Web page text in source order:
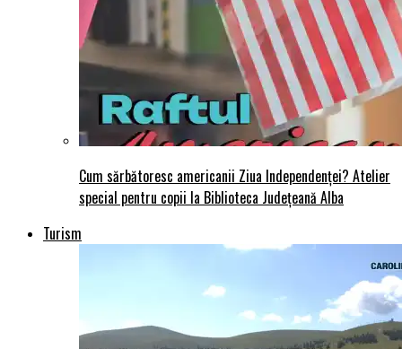
Cum sărbătoresc americanii Ziua Independenței? Atelier
special pentru copii la Biblioteca Județeană Alba
Turism